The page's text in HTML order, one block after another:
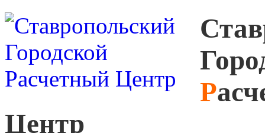
С
Г
Р
Центр